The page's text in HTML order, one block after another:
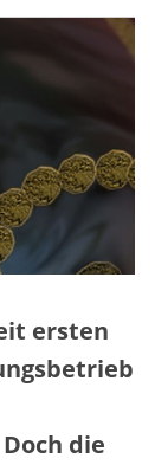
ersten
die